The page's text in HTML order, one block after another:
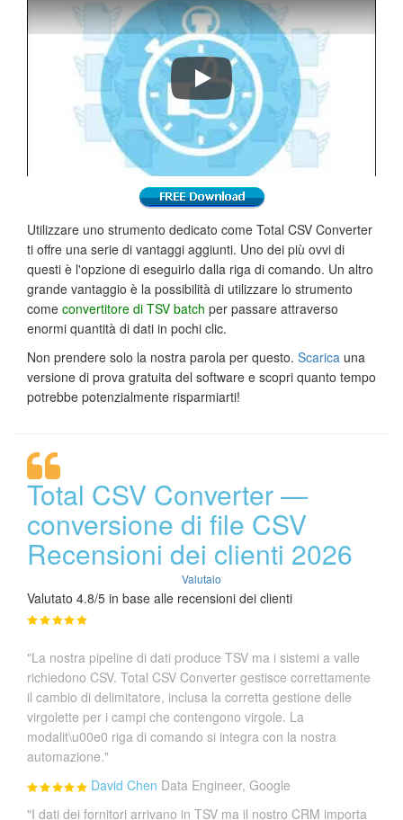
Total CSV Converter
Utilizzare uno strumento dedicato come Total CSV Converter
ti offre una serie di vantaggi aggiunti. Uno dei più ovvi di
questi è l'opzione di eseguirlo dalla riga di comando. Un altro
grande vantaggio è la possibilità di utilizzare lo strumento
come convertitore di TSV batch per passare attraverso
enormi quantità di dati in pochi clic.
Non prendere solo la nostra parola per questo. Scarica una
versione di prova gratuita del software e scopri quanto tempo
potrebbe potenzialmente risparmiarti!
Total CSV Converter —
conversione di file CSV
Recensioni dei clienti 2026
Valutalo
Valutato 4.8/5 in base alle recensioni dei clienti
"La nostra pipeline di dati produce TSV ma i sistemi a valle
richiedono CSV. Total CSV Converter gestisce correttamente
il cambio di delimitatore, inclusa la corretta gestione delle
virgolette per i campi che contengono virgole. La
modalit\u00e0 riga di comando si integra con la nostra
automazione."
David Chen Data Engineer, Google
"I dati dei fornitori arrivano in TSV ma il nostro CRM importa